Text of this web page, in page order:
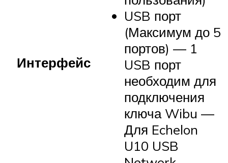
Интерфейс
USB порт
(Максимум до 5
портов) — 1
USB порт
необходим для
подключения
ключа Wibu —
Для Echelon
U10 USB